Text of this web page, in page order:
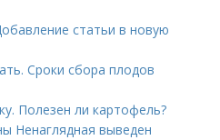
статьи в новую
Сроки сбора плодов
Полезен ли картофель?
Ненаглядная выведен